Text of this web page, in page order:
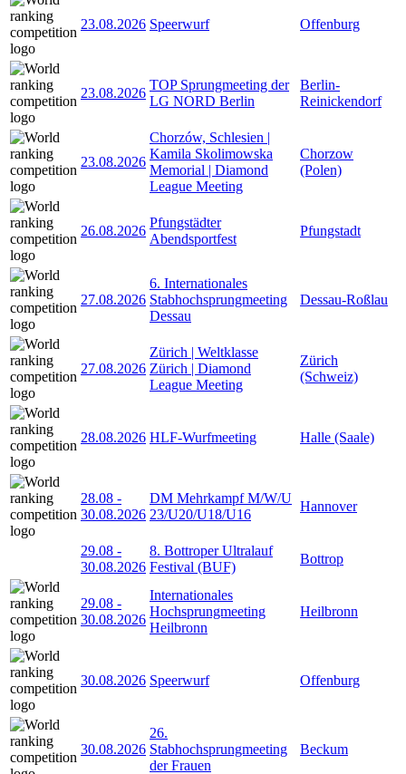
23.08.2026 Speerwurf Offenburg
23.08.2026
TOP Sprungmeeting der
LG NORD Berlin
Berlin-
Reinickendorf
23.08.2026
Chorzów, Schlesien |
Kamila Skolimowska
Memorial | Diamond
League Meeting
Chorzow
(Polen)
26.08.2026
Pfungstädter
Abendsportfest
Pfungstadt
27.08.2026
6. Internationales
Stabhochsprungmeeting
Dessau
Dessau-Roßlau
27.08.2026
Zürich | Weltklasse
Zürich | Diamond
League Meeting
Zürich
(Schweiz)
28.08.2026 HLF-Wurfmeeting Halle (Saale)
28.08 -
30.08.2026
DM Mehrkampf M/W/U
23/U20/U18/U16
Hannover
29.08 -
30.08.2026
8. Bottroper Ultralauf
Festival (BUF)
Bottrop
29.08 -
30.08.2026
Internationales
Hochsprungmeeting
Heilbronn
Heilbronn
30.08.2026 Speerwurf Offenburg
30.08.2026
26.
Stabhochsprungmeeting
der Frauen
Beckum